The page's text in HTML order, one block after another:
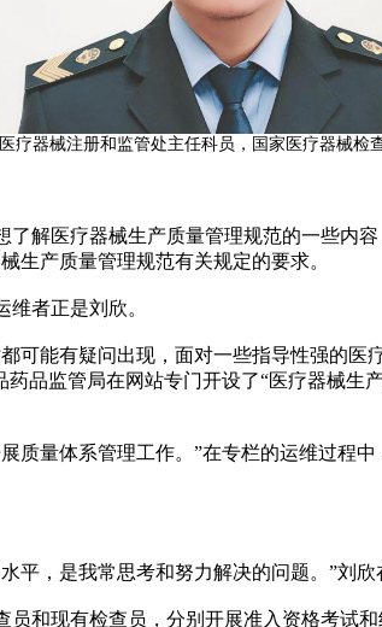
疗器械注册和监管处主任科员，国家医疗器械检
医疗器械生产质量管理规范的一些内
生产质量管理规范有关规定的要求。
者正是刘欣。
能有疑问出现，面对一些指导性强的医
品监管局在网站专门开设了“医疗器械
量体系管理工作。”在专栏的运维过程
，是我常思考和努力解决的问题。”刘欣
现有检查员，分别开展准入资格考试